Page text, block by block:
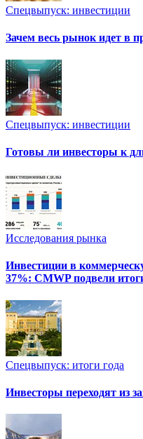
Спецвыпуск: инвестиции
Зачем весь рынок идет в
Спецвыпуск: инвестиции
Готовы ли инвесторы к
Исследования рынка
Инвестиции в
37%: CMWP подвели
Спецвыпуск: итоги года
Инвесторы переходят из